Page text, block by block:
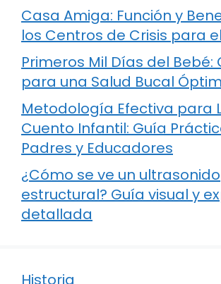
Casa Amiga: Función y
los Centros de Crisis para
Primeros Mil Días del Bebé:
para una Salud Bucal
Metodología Efectiva para
Cuento Infantil: Guía
Padres y Educadores
¿Cómo se ve un ultrasonido
estructural? Guía visual y
detallada
Historia